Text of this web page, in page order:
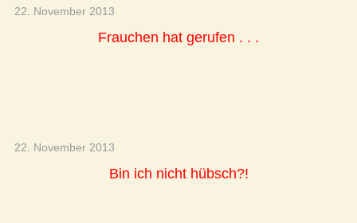
22. November 2013
Frauchen hat gerufen . . .
22. November 2013
Bin ich nicht hübsch?!